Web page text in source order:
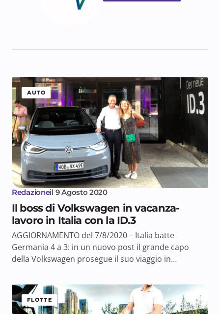
AUTO
Redazioneil 9 Agosto 2020
Il boss di Volkswagen in vacanza-
lavoro in Italia con la ID.3
AGGIORNAMENTO del 7/8/2020 – Italia batte
Germania 4 a 3: in un nuovo post il grande capo
della Volkswagen prosegue il suo viaggio in…
FLOTTE